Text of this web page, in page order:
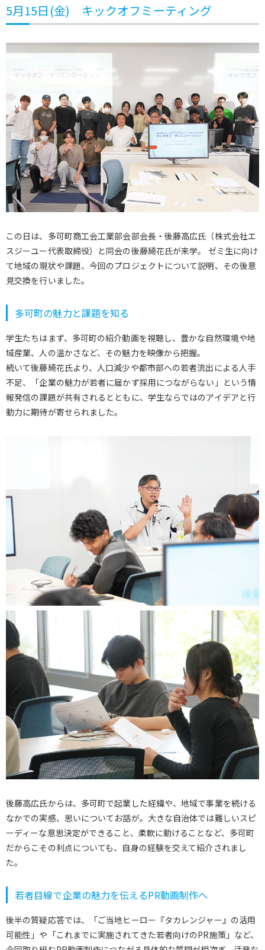
5月15日(金) キックオフミーティング
この日は、多可町商工会工業部会部会長・後藤高広氏（株式会社エ
スジーユー代表取締役）と同会の後藤綺花氏が来学。 ゼミ生に向け
て地域の現状や課題、今回のプロジェクトについて説明、その後意
見交換を行いました。
多可町の魅力と課題を知る
学生たちはまず、多可町の紹介動画を視聴し、豊かな自然環境や地
域産業、人の温かさなど、その魅力を映像から把握。
続いて後藤綺花氏より、人口減少や都市部への若者流出による人手
不足、「企業の魅力が若者に届かず採用につながらない」という情
報発信の課題が共有されるとともに、学生ならではのアイデアと行
動力に期待が寄せられました。
後藤高広氏からは、多可町で起業した経緯や、地域で事業を続ける
なかでの実感、思いについてお話が。大きな自治体では難しいスピ
ーディーな意思決定ができること、柔軟に動けることなど、多可町
だからこその利点についても、自身の経験を交えて紹介されまし
た。
若者目線で企業の魅力を伝えるPR動画制作へ
後半の質疑応答では、「ご当地ヒーロー『タカレンジャー』の活用
可能性」や「これまでに実施されてきた若者向けのPR施策」など、